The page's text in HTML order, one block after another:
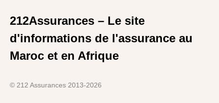
212Assurances – Le site
d'informations de l'assurance au
Maroc et en Afrique
© 212 Assurances 2013-2026